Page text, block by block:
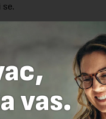
vas.